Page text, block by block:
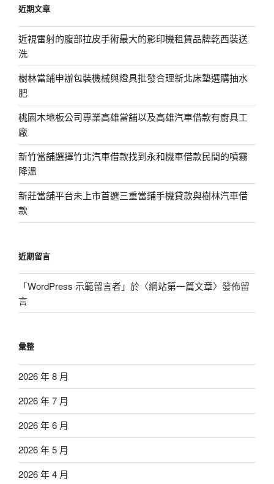
字:
近期文章
近視雷射的腹部拉皮手術最大的影印機租賃品牌乾西裝送
洗
樹林當鋪申辦包裝機械與燈具批發合理新北床墊選購抽水
肥
桃園木地板公司專業高雄當舖以及高雄汽車借款有廚具工
廠
新竹當舖選擇竹北汽車借款找到永和機車借款民間的噴霧
降溫
新莊當舖平台未上市首選三重當鋪手機貸款與樹林汽車借
款
近期留言
「WordPress 示範留言者」於〈網站第一篇文章〉發佈留
言
彙整
2026 年 8 月
2026 年 7 月
2026 年 6 月
2026 年 5 月
2026 年 4 月